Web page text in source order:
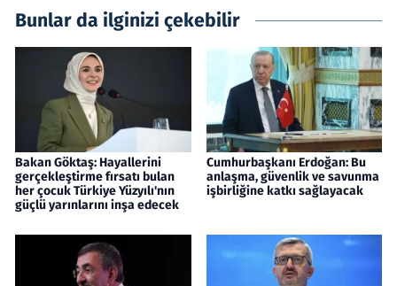
Bunlar da ilginizi çekebilir
Bakan Göktaş: Hayallerini
gerçekleştirme fırsatı bulan
her çocuk Türkiye Yüzyılı'nın
güçlü yarınlarını inşa edecek
Cumhurbaşkanı Erdoğan: Bu
anlaşma, güvenlik ve savunma
işbirliğine katkı sağlayacak